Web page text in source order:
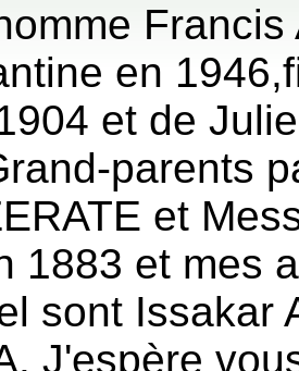
en
et de
parents
et
1883 et mes
sont Issakar
J'espère